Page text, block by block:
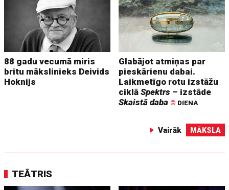
88 gadu vecumā miris
britu mākslinieks Deivids
Hoknijs
Glabājot atmiņas par
pieskārienu dabai.
Laikmetīgo rotu izstāžu
ciklāSpektrs – izstāde
Skaistā daba © DIENA
Vairāk MĀKSLA
TEĀTRIS